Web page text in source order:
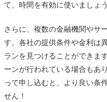
て、時間を有効に使いましょう
さらに、複数の金融機関やサ
す。各社の提供条件や金利は
ランを見つけることができま
ーンが行われている場合もあ
って申し込むと、より良い条
せん！